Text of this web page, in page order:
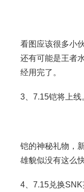
看图应该很多小
还有可能是王者
经用完了。
3、7.15铠将上线
铠的神秘礼物，
雄貌似没有这么
4、7.15兑换SNK